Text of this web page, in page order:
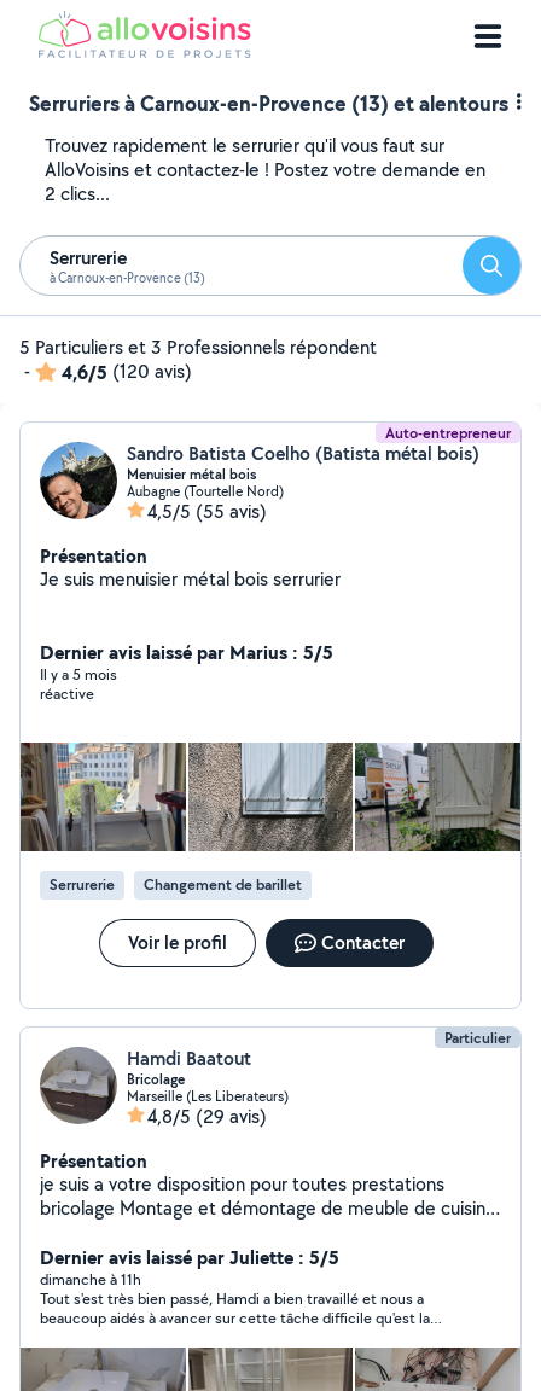
Serruriers à Carnoux-en-Provence (13) et alentours
Trouvez rapidement le serrurier qu'il vous faut sur
AlloVoisins et contactez-le ! Postez votre demande en
2 clics...
Serrurerie
à Carnoux-en-Provence (13)
5 Particuliers et 3 Professionnels répondent
-
4,6/5 (120 avis)
Auto-entrepreneur
Sandro Batista Coelho (Batista métal bois)
Menuisier métal bois
Aubagne (Tourtelle Nord)
4,5/5 (55 avis)
Présentation
Je suis menuisier métal bois serrurier
Dernier avis laissé par Marius : 5/5
Il y a 5 mois
réactive
Serrurerie Changement de barillet
Voir le profil Contacter
Particulier
Hamdi Baatout
Bricolage
Marseille (Les Liberateurs)
4,8/5 (29 avis)
Présentation
je suis a votre disposition pour toutes prestations
bricolage Montage et démontage de meuble de cuisine
réparation Installation d'eau froid et chaud et
évacuation Montage de tringle ، lustre, ventilateur ,
lampe .... Menuiserie générale Peindre et enduit
Réparation électroménager a domicile Jardinage
Nettoyage maison , garage .... Aide déménagement ....
je suis disponible sur tous Marseille
Dernier avis laissé par Juliette : 5/5
dimanche à 11h
Tout s'est très bien passé, Hamdi a bien travaillé et nous a
beaucoup aidés à avancer sur cette tâche difficile qu'est la